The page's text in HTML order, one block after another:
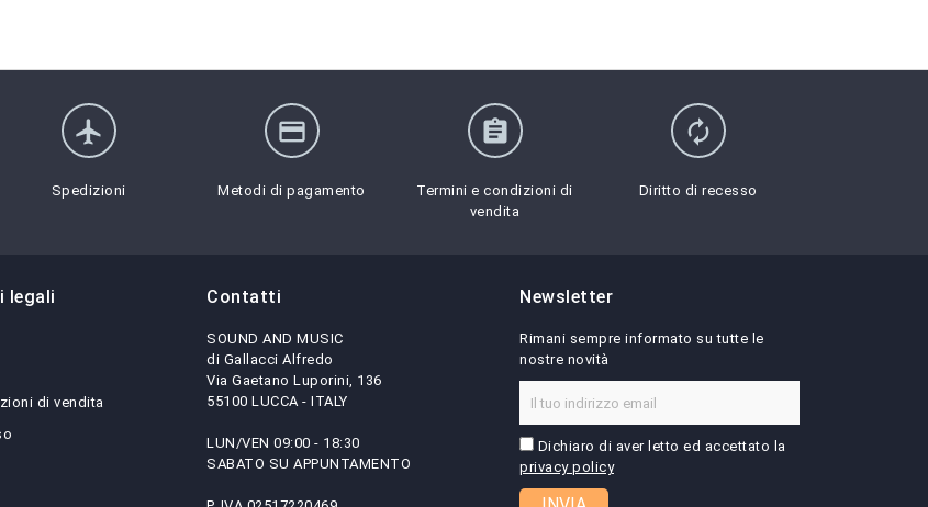
flight
Spedizioni
credit_card
Metodi di pagamento
assignment
Termini e condizioni di
vendita
autorenew
Diritto di recesso
legali
di vendita
Contatti
SOUND AND MUSIC
di Gallacci Alfredo
Via Gaetano Luporini, 136
55100 LUCCA - ITALY
LUN/VEN 09:00 - 18:30
SABATO SU APPUNTAMENTO
Newsletter
Rimani sempre informato su tutte le
nostre novità
Dichiaro di aver letto ed accettato la
privacy policy